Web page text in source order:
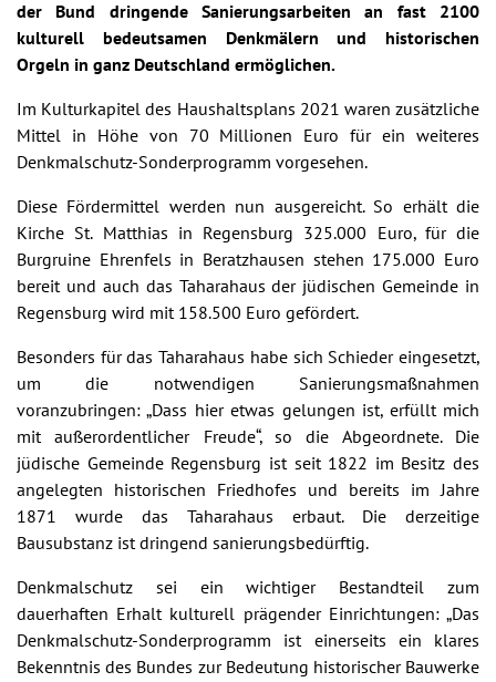
der Bund dringende Sanierungsarbeiten an fast 2100
kulturell bedeutsamen Denkmälern und historischen
Orgeln in ganz Deutschland ermöglichen.
Im Kulturkapitel des Haushaltsplans 2021 waren zusätzliche
Mittel in Höhe von 70 Millionen Euro für ein weiteres
Denkmalschutz-Sonderprogramm vorgesehen.
Diese Fördermittel werden nun ausgereicht. So erhält die
Kirche St. Matthias in Regensburg 325.000 Euro, für die
Burgruine Ehrenfels in Beratzhausen stehen 175.000 Euro
bereit und auch das Taharahaus der jüdischen Gemeinde in
Regensburg wird mit 158.500 Euro gefördert.
Besonders für das Taharahaus habe sich Schieder eingesetzt,
um die notwendigen Sanierungsmaßnahmen
voranzubringen: „Dass hier etwas gelungen ist, erfüllt mich
mit außerordentlicher Freude“, so die Abgeordnete. Die
jüdische Gemeinde Regensburg ist seit 1822 im Besitz des
angelegten historischen Friedhofes und bereits im Jahre
1871 wurde das Taharahaus erbaut. Die derzeitige
Bausubstanz ist dringend sanierungsbedürftig.
Denkmalschutz sei ein wichtiger Bestandteil zum
dauerhaften Erhalt kulturell prägender Einrichtungen: „Das
Denkmalschutz-Sonderprogramm ist einerseits ein klares
Bekenntnis des Bundes zur Bedeutung historischer Bauwerke